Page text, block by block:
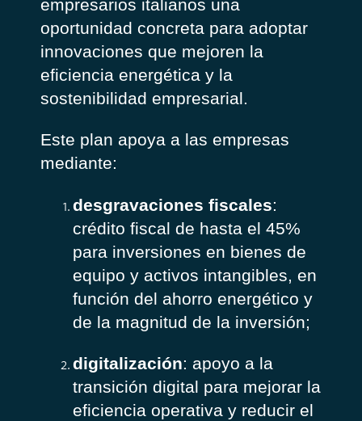
empresarios italianos una
oportunidad concreta para adoptar
innovaciones que mejoren la
eficiencia energética y la
sostenibilidad empresarial.
Este plan apoya a las empresas
mediante:
desgravaciones fiscales:
crédito fiscal de hasta el 45%
para inversiones en bienes de
equipo y activos intangibles, en
función del ahorro energético y
de la magnitud de la inversión;
digitalización: apoyo a la
transición digital para mejorar la
eficiencia operativa y reducir el